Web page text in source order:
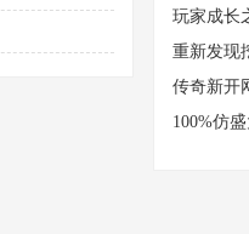
玩家成长
重新发现
传奇新开
100%仿